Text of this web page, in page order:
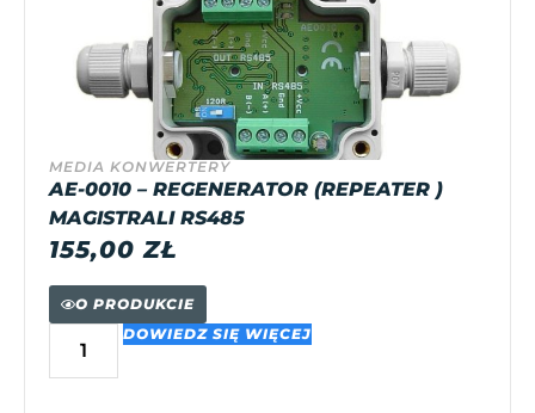
MEDIA KONWERTERY
AE-0010 – REGENERATOR (REPEATER )
MAGISTRALI RS485
155,00ZŁ
O PRODUKCIE
DOWIEDZ SIĘ WIĘCEJ